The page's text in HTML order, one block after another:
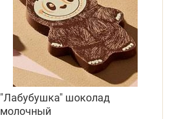
"Лабубушка" шоколад
молочный